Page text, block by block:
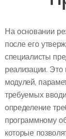
На основании
после его
специалисты
реализации.
модулей,
требуемых
определение
программному
которые